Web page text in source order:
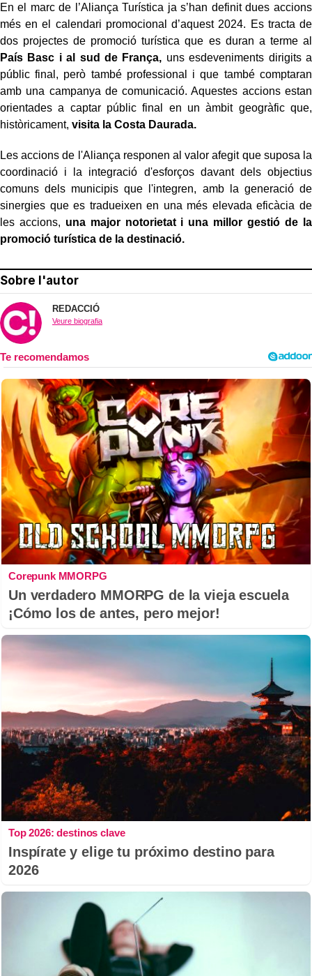
En el marc de l’Aliança Turística ja s’han definit dues accions
més en el calendari promocional d’aquest 2024. Es tracta de
dos projectes de promoció turística que es duran a terme al
País Basc i al sud de França, uns esdeveniments dirigits a
públic final, però també professional i que també comptaran
amb una campanya de comunicació. Aquestes accions estan
orientades a captar públic final en un àmbit geogràfic que,
històricament, visita la Costa Daurada.
Les accions de l'Aliança responen al valor afegit que suposa la
coordinació i la integració d'esforços davant dels objectius
comuns dels municipis que l'integren, amb la generació de
sinergies que es tradueixen en una més elevada eficàcia de
les accions, una major notorietat i una millor gestió de la
promoció turística de la destinació.
Sobre l'autor
REDACCIÓ
Veure biografia
Corepunk MMORPG
Un verdadero MMORPG de la vieja escuela
¡Cómo los de antes, pero mejor!
Top 2026: destinos clave
Inspírate y elige tu próximo destino para
2026